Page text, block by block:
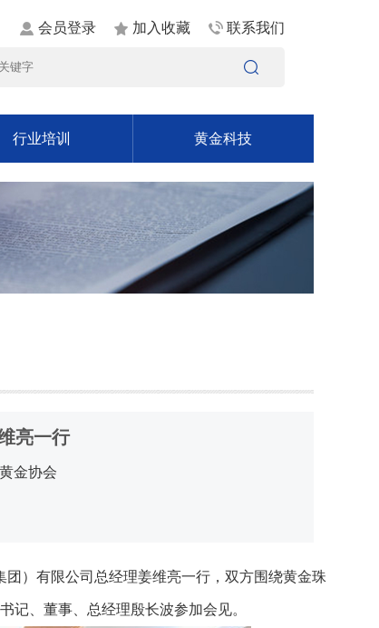
会员登录 加入收藏 联系我们
行业培训 黄金科技
亮一行
金协会
）有限公司总经理姜维亮一行，双方围绕黄金珠
记、董事、总经理殷长波参加会见。